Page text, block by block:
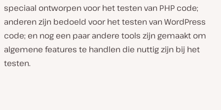
speciaal ontworpen voor het testen van PHP code;
anderen zijn bedoeld voor het testen van WordPress
code; en nog een paar andere tools zijn gemaakt om
algemene features te handlen die nuttig zijn bij het
testen.